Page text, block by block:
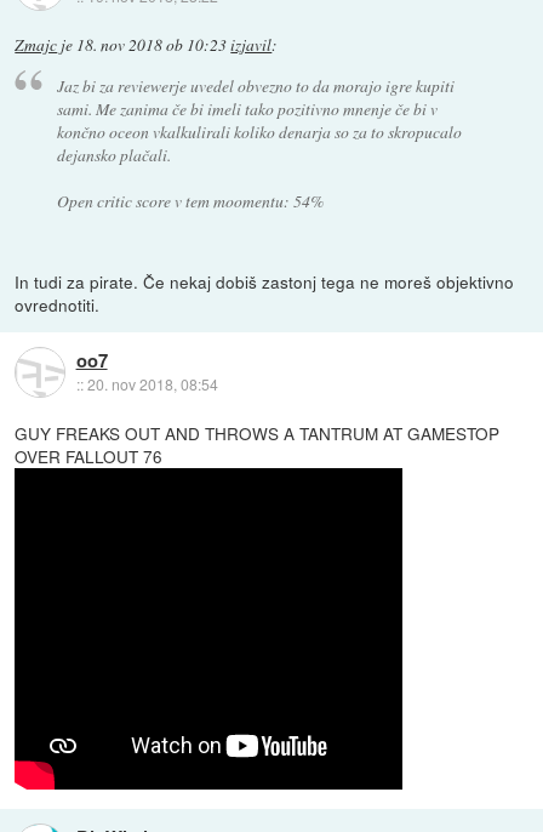
Zmajc je 18. nov 2018 ob 10:23izjavil:
Jaz bi za reviewerje uvedel obvezno to da morajo igre kupiti
sami. Me zanima če bi imeli tako pozitivno mnenje če bi v
končno oceon vkalkulirali koliko denarja so za to skropucalo
dejansko plačali.
Open critic score v tem moomentu: 54%
In tudi za pirate. Če nekaj dobiš zastonj tega ne moreš objektivno
ovrednotiti.
oo7
::20. nov 2018, 08:54
GUY FREAKS OUT AND THROWS A TANTRUM AT GAMESTOP
OVER FALLOUT 76